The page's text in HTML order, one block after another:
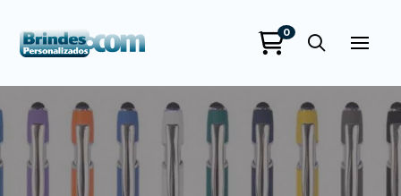
0
Brindes
Personalizados
online